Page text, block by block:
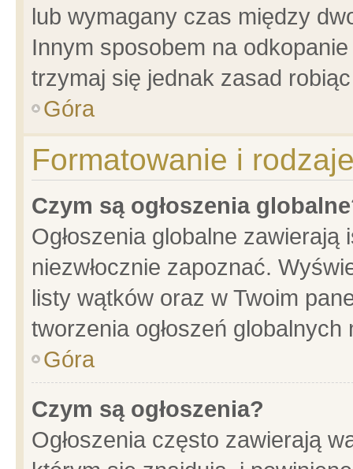
lub wymagany czas między
Innym sposobem na
trzymaj się jednak zasad
Góra
Formatowanie i
Czym są ogłoszenia
Ogłoszenia globalne
niezwłocznie zapoznać.
listy wątków oraz w Twoim
tworzenia ogłoszeń
Góra
Czym są ogłoszenia?
Ogłoszenia często zawierają